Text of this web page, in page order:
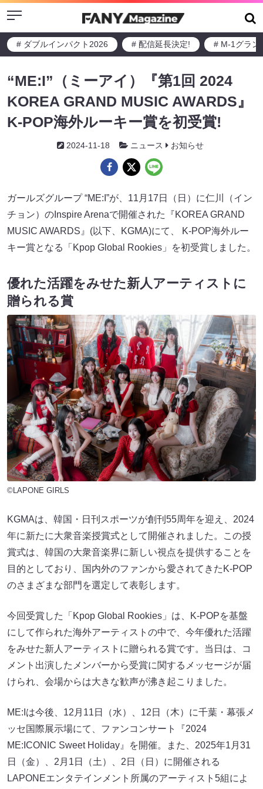
Menu
# ダブルインパクト2026 # 配信延長決定! # M-1グラン
“ME:I”（ミーアイ）『第1回 2024
KOREA GRAND MUSIC AWARDS』
K-POP海外ルーキー賞を初受賞!
2024-11-18 ニュース お知らせ
ガールズグループ “ME:I”が、11月17日（日）に仁川（イン
チョン）のInspire Arenaで開催された『KOREA GRAND
MUSIC AWARDS』(以下、KGMA)にて、 K-POP海外ルー
キー賞となる「Kpop Global Rookies」を初受賞しました。
優れた活躍をみせた新人アーティストに
贈られる賞
©LAPONE GIRLS
KGMAは、韓国・日刊スポーツが創刊55周年を迎え、2024
年に新たに大衆音楽授賞式として開催されました。この授
賞式は、韓国の大衆音楽界に新しい視点を提供することを
目的としており、国内外のファンから愛されてきたK-POP
のさまざまな部門を選定して表彰します。
今回受賞した「Kpop Global Rookies」は、K-POPを基盤
にして作られた海外アーティストの中で、今年優れた活躍
をみせた新人アーティストに贈られる賞です。当日は、コ
メント出演したメンバーから受賞に関するメッセージが届
けられ、会場からは大きな歓声が沸き起こりました。
ME:Iは今後、12月11日（水）、12日（木）に千葉・幕張メ
ッセ国際展示場にて、ファンコンサート『2024
ME:ICONIC Sweet Holiday』を開催。また、2025年1月31
日（金）、2月1日（土）、2日（日）に開催される
LAPONEエンタテインメント所属のアーティスト5組によ